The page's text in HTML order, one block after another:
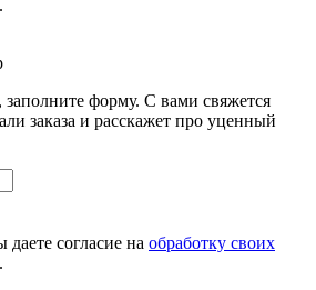
.
форму. С вами свяжется
заказа и расскажет про уценный
согласие на обработку своих
.